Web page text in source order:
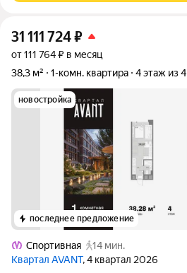
31 111 724₽
от 111 764 ₽ в месяц
38,3 м²
1-комн. квартира 4 этаж из 4
новостройка
последнее предложение
Спортивная
14 мин.
Квартал AVANT, 4 квартал 2026